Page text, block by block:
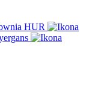
HUR